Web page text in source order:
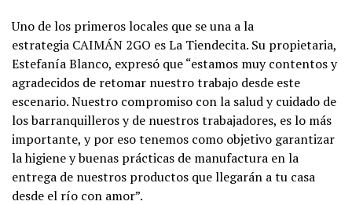
Uno de los primeros locales que se una a la
estrategia CAIMÁN 2GO es La Tiendecita. Su propietaria,
Estefanía Blanco, expresó que “estamos muy contentos y
agradecidos de retomar nuestro trabajo desde este
escenario. Nuestro compromiso con la salud y cuidado de
los barranquilleros y de nuestros trabajadores, es lo más
importante, y por eso tenemos como objetivo garantizar
la higiene y buenas prácticas de manufactura en la
entrega de nuestros productos que llegarán a tu casa
desde el río con amor”.